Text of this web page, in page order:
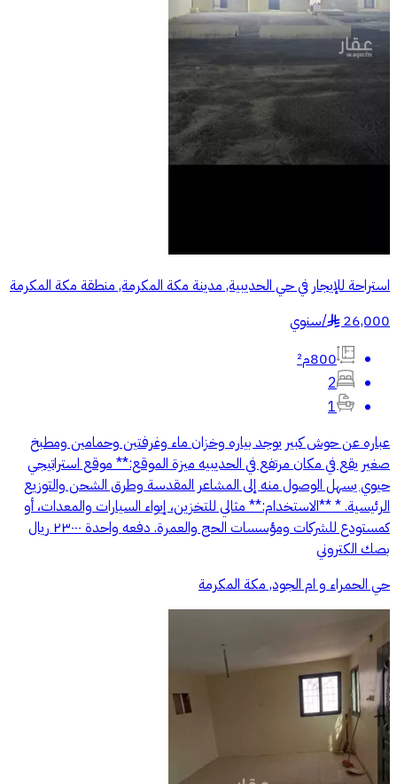
استراحة للإيجار في حي الحديبية, مدينة مكة المكرمة, منطقة مكة المكرمة
26,000
§
/سنوي
800م²
2
1
عباره عن حوش كبير يوجد بياره وخزان ماء وغرفتين وحمامين ومطبخ
صغير يقع في مكان مرتفع في الحديبيه ميزة الموقع:** موقع استراتيجي
حيوي يسهل الوصول منه إلى المشاعر المقدسة وطرق الشحن والتوزيع
الرئيسية. * **الاستخدام:** مثالي للتخزين، إيواء السيارات والمعدات، أو
كمستودع للشركات ومؤسسات الحج والعمرة. دفعه واحدة ٢٣٠٠٠ ريال
بصك الكتروني
حي الحمراء و ام الجود, مكة المكرمة